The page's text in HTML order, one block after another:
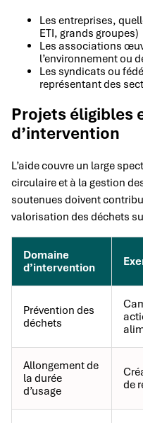
Les entreprises,
ETI, grands groupes)
Les associations
l’environnement ou
Les syndicats ou
représentant des
Projets éligibles
d’intervention
L’aide couvre un large
circulaire et à la gestion
soutenues doivent
valorisation des déchets
Domaine
d’intervention
Prévention des
déchets
Allongement de
la durée
d’usage
de